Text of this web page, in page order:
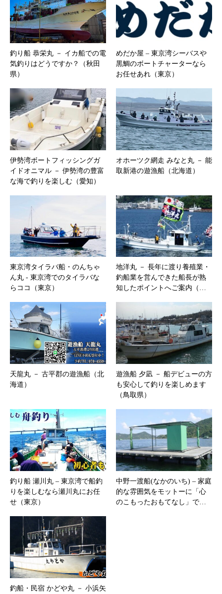
釣り船 恭栄丸 － イカ船での電
気釣りはどうですか？（秋田
県）
めだか屋 – ​東京湾シーバスや
黒鯛のボートチャーターなら
お任せあれ（東京）
伊勢湾ボートフィッシングガ
イドオニマル － 伊勢湾の豊富
な海で釣りを楽しむ（愛知）
オホーツク網走 みなと丸 － 能
取新港の遊漁船（北海道）
東京湾タイラバ船・のんちゃ
ん丸 ‐ 東京湾でのタイラバな
らココ（東京）
地洋丸 － 長年に渡り養殖業・
釣船業を営んできた船長が熟
知したポイントへご案内（…
天龍丸 － 古平郡の遊漁船（北
海道）
遊漁船 夕凪 － 船デビューの方
も安心して釣りを楽しめます
（鳥取県）
釣り船 瀬川丸 – ​東京湾で船釣
りを楽しむなら瀬川丸にお任
せ（東京）
中野一渡船(なかのいち) – 家庭
的な雰囲気をモットーに「心
のこもったおもてなし」で…
釣船・民宿 かどや丸 － 小浜矢